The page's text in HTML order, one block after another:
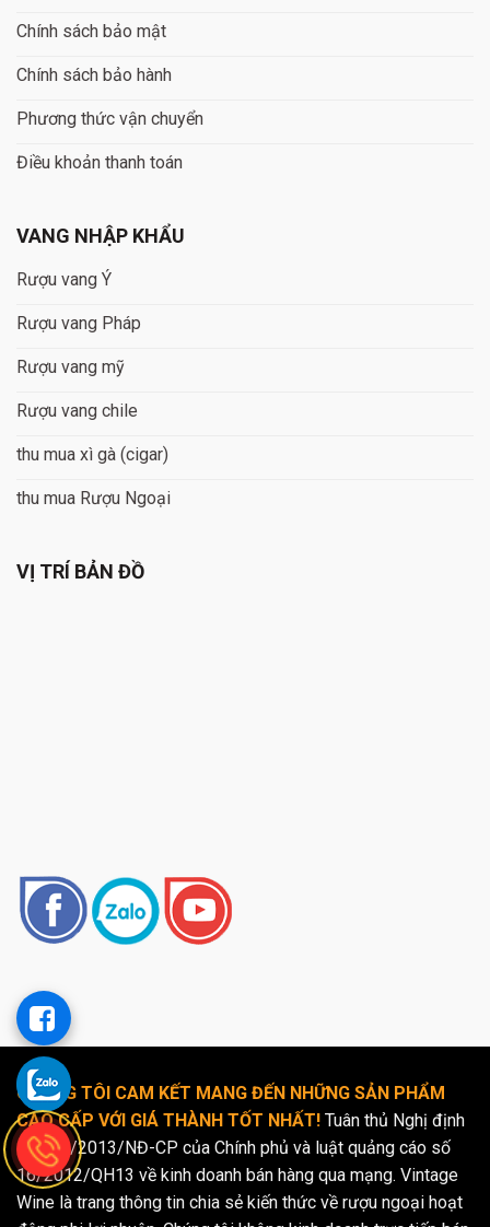
Chính sách bảo mật
Chính sách bảo hành
Phương thức vận chuyển
Điều khoản thanh toán
VANG NHẬP KHẨU
Rượu vang Ý
Rượu vang Pháp
Rượu vang mỹ
Rượu vang chile
thu mua xì gà (cigar)
thu mua Rượu Ngoại
VỊ TRÍ BẢN ĐỒ
CHÚNG TÔI CAM KẾT MANG ĐẾN NHỮNG SẢN PHẨM
CAO CẤP VỚI GIÁ THÀNH TỐT NHẤT! Tuân thủ Nghị định
số 185/2013/NĐ-CP của Chính phủ và luật quảng cáo số
16/2012/QH13 về kinh doanh bán hàng qua mạng. Vintage
Wine là trang thông tin chia sẻ kiến thức về rượu ngoại hoạt